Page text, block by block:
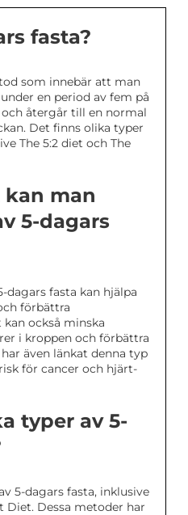
fasta?
som innebär att man
en period av fem på
återgår till en normal
Det finns olika typer
The 5:2 diet och The
man
5-dagars
dagars fasta kan hjälpa
förbättra
också minska
i kroppen och förbättra
även länkat denna typ
för cancer och hjärt-
typer av 5-
5-dagars fasta, inklusive
Diet. Dessa metoder har